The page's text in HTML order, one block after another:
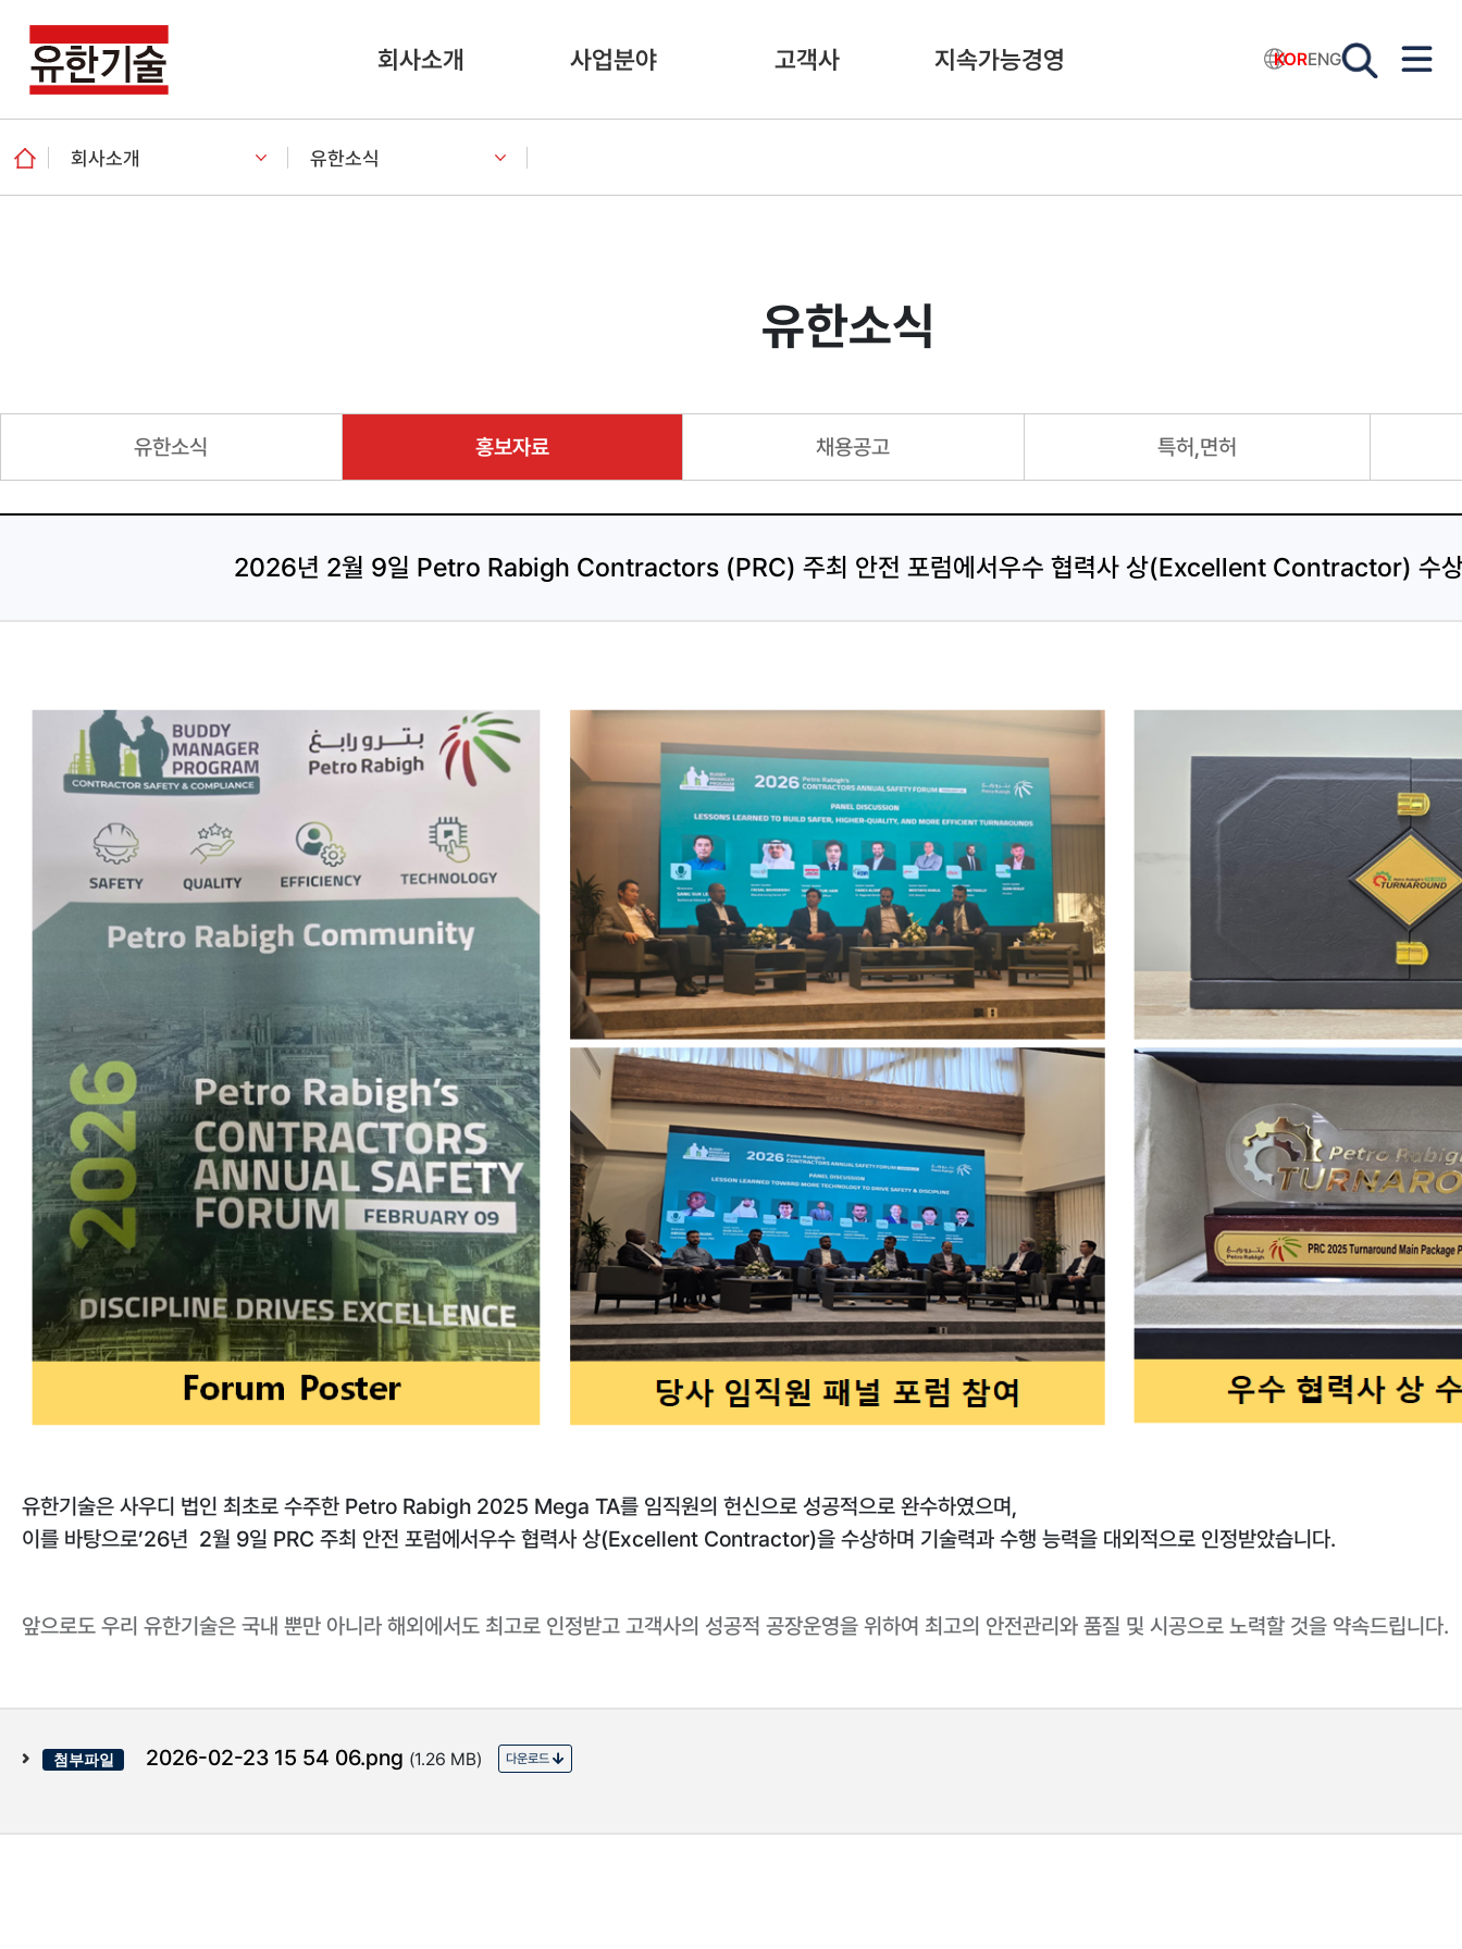
회사소개 사업분야 고객사 지속가능경영 KORENG
회사소개 유한소식
유한소식
유한소식 홍보자료 채용공고 특허,면허
2026년 2월 9일 Petro Rabigh Contractors (PRC) 주최 안전 포럼에서우수 협력사 상(Excellent Contractor) 수
유한기술은 사우디 법인 최초로 수주한 Petro Rabigh 2025 Mega TA를 임직원의 헌신으로 성공적으로 완수하였으며,
이를 바탕으로’26년 2월 9일 PRC 주최 안전 포럼에서우수 협력사 상(Excellent Contractor)을 수상하며 기술력과 수행 능력을 대외적으로 인정받았습니다.
앞으로도 우리 유한기술은 국내 뿐만 아니라 해외에서도 최고로 인정받고 고객사의 성공적 공장운영을 위하여 최고의 안전관리와 품질 및 시공으로 노력할 것을 약속드립니다.
첨부파일 2026-02-23 15 54 06.png (1.26 MB) 다운로드